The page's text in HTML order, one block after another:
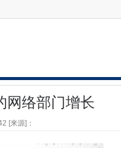
网络部门增长
[来源]：